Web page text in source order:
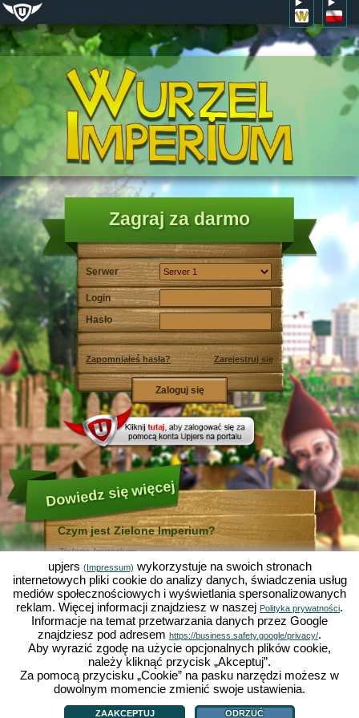
Zagraj za darmo
Serwer
Login
Hasło
Zapomniałeś hasła? Zarejestruj się
Dowiedz się więcej
Czym jest Zielone Imperium?
Zielone Imperium ...
... jest zabawną symulacją ekonomiczną, w której
wszystko odbywa się w mikrokosmosie ogrodu. Jako
bezpłatna gra online działa całkowicie w Twojej
przeglądarce bez konieczności jej instalowania i
pomocy dodatkowego oprogramowania!
Zlecając pracę skrzętnym krasnalom ogrodowym
będziesz mógł stworzyć swój własny mały Rajski
Ogród. Siać, sadzić, zbierać plony, handlować z innymi
graczami, czy też ulepszać metody uprawy? Sałata,
marchewka, truskawki, szpinak czy też cebula? Zależy
od Ciebie, które warzywa, kwiaty lub owoce chcesz
uprawiać. Odwiedź przyjazne miastaZieloną Dolinęi
Działkowo
, by handlować z innymi graczami, kupować
nowe rośliny i ozdoby do Twojego ogrodu, a także
Czym jest Zielone Imperium? |Historia|ZI oferuje|Zasady gry|
Zarządzaj ciasteczkami
upjers (Impressum) wykorzystuje na swoich stronach
internetowych pliki cookie do analizy danych, świadczenia usług
mediów społecznościowych i wyświetlania spersonalizowanych
reklam. Więcej informacji znajdziesz w naszej Polityka prywatności.
Informacje na temat przetwarzania danych przez Google
znajdziesz pod adresem https://business.safety.google/privacy/.
Aby wyrazić zgodę na użycie opcjonalnych plików cookie,
należy kliknąć przycisk „Akceptuj”.
Za pomocą przycisku „Cookie” na pasku narzędzi możesz w
dowolnym momencie zmienić swoje ustawienia.
ZAAKCEPTUJ ODRZUĆ